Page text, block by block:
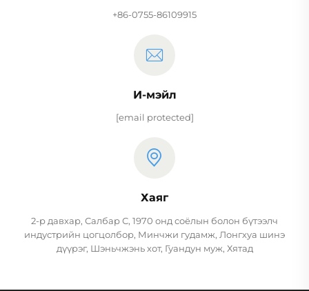
+86-0755-86109915
И-мэйл
[email protected]
Хаяг
2-р давхар, Салбар С, 1970 онд соёлын болон бүтээлч
индустрийн цогцолбор, Минчжи гудамж, Лонгхуа шинэ
дүүрэг, Шэньчжэнь хот, Гуандун муж, Хятад